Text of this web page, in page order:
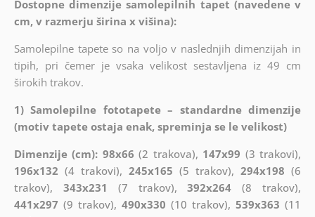
Dostopne dimenzije samolepilnih tapet (navedene v
cm, v razmerju širina x višina):
Samolepilne tapete so na voljo v naslednjih dimenzijah in
tipih, pri čemer je vsaka velikost sestavljena iz 49 cm
širokih trakov.
1) Samolepilne fototapete – standardne dimenzije
(motiv tapete ostaja enak, spreminja se le velikost)
Dimenzije (cm): 98x66 (2 trakova), 147x99 (3 trakovi),
196x132 (4 trakovi), 245x165 (5 trakov),294x198 (6
trakov), 343x231 (7 trakov),392x264 (8 trakov),
441x297 (9 trakov), 490x330 (10 trakov),539x363 (11